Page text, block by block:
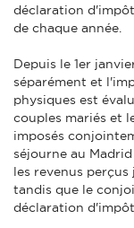
déclaration
de chaque année.
Depuis le 1er
séparément et
physiques est
couples mariés et
imposés
séjourne au
les revenus
tandis que le
déclaration